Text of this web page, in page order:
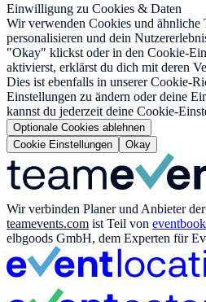
Einwilligung zu Cookies & Daten
Wir verwenden Cookies und ähnliche
personalisieren und dein
"Okay" klickst oder in den Cookie-
aktivierst, erklärst du dich mit deren
Dies ist ebenfalls in unserer Cookie-
Einstellungen zu ändern oder deine
kannst du jederzeit deine Cookie-
Optionale Cookies ablehnen
Cookie Einstellungen
Okay
Wir verbinden Planer und Anbieter
teamevents.com ist Teil von
elbgoods GmbH, dem Experten für